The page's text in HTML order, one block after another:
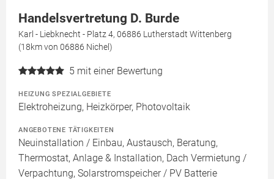
Handelsvertretung D. Burde
Karl - Liebknecht - Platz 4, 06886 Lutherstadt Wittenberg
(18km von 06886 Nichel)
5 mit einer Bewertung
HEIZUNG SPEZIALGEBIETE
Elektroheizung, Heizkörper, Photovoltaik
ANGEBOTENE TÄTIGKEITEN
Neuinstallation / Einbau, Austausch, Beratung,
Thermostat, Anlage & Installation, Dach Vermietung /
Verpachtung, Solarstromspeicher / PV Batterie